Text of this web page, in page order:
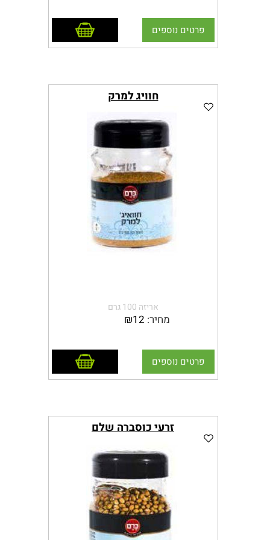
אריזה 100 גרם
פרטים נוספים הוסף לסל
חוויג למרק
אריזה 100 גרם
מחיר: ₪12
פרטים נוספים הוסף לסל
זרעי כוסברה שלם